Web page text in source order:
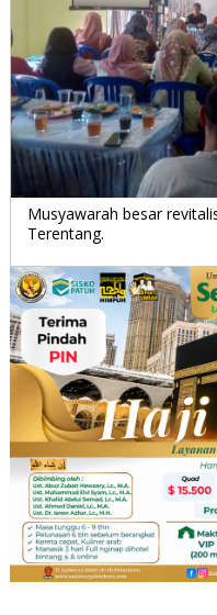
Musyawarah besar
Terentang.